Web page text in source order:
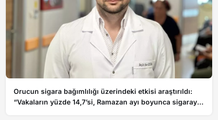
Orucun sigara bağımlılığı üzerindeki etkisi araştırıldı:
“Vakaların yüzde 14,7’si, Ramazan ayı boyunca sigarayı